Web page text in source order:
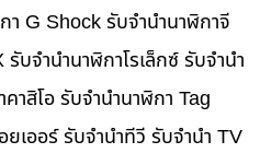
า G Shock รับจำนำนาฬิกาจี
บจำนำนาฬิกาโรเล็กซ์ รับจำนำ
าสิโอ รับจำนำนาฬิกา Tag
เออร์ รับจำนำทีวี รับจำนำ TV